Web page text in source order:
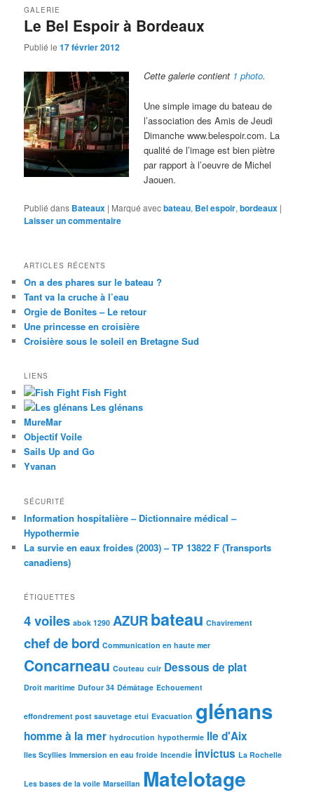
Le Bel Espoir à Bordeaux
GALERIE
Publié le17 février 2012
Cette galerie contient 1 photo.
Une simple image du bateau de
l’association des Amis de Jeudi
Dimanche www.belespoir.com. La
qualité de l’image est bien piètre
par rapport à l’oeuvre de Michel
Jaouen.
Publié dans Bateaux | Marqué avecbateau, Bel espoir,bordeaux |
Laisser un commentaire
ARTICLES RÉCENTS
On a des phares sur le bateau ?
Tant va la cruche à l’eau
Orgie de Bonites – Le retour
Une princesse en croisière
Croisière sous le soleil en Bretagne Sud
LIENS
Fish Fight
Les glénans
MureMar
Objectif Voile
Sails Up and Go
Yvanan
SÉCURITÉ
Information hospitalière – Dictionnaire médical –
Hypothermie
La survie en eaux froides (2003) – TP 13822 F (Transports
canadiens)
ÉTIQUETTES
4 voiles abok 1290 AZURbateau Chavirement
chef de bord Communication en haute mer
Concarneau Couteau cuir Dessous de plat
Droit maritime Dufour 34 Démâtage Echouement
effondrement post sauvetage etui Evacuation glénans
homme à la mer hydrocution hypothermie Ile d'Aix
Iles Scyllies Immersion en eau froide Incendie invictus La Rochelle
Les bases de la voile Marseillan Matelotage